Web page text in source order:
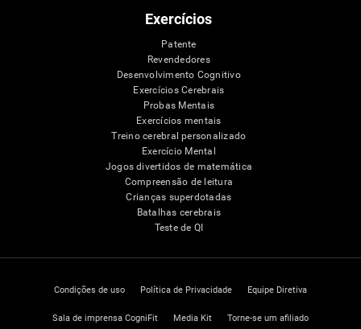
Exercícios
Patente
Revendedores
Desenvolvimento Cognitivo
Exercícios Cerebrais
Probas Mentais
Exercícios mentais
Treino cerebral personalizado
Exercício Mental
Jogos divertidos de matemática
Compreensão de leitura
Crianças superdotadas
Batalhas cerebrais
Teste de QI
Condições de uso Política de Privacidade Equipe Diretiva
Sala de imprensa CogniFit Media Kit Torne-se um afiliado